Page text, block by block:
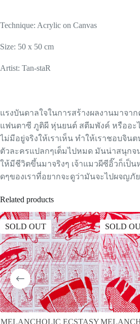
Technique: Acrylic on Canvas
Size: 50 x 50 cm
Artist: Tan-staR
แรงบันดาลใจในการสร้างผลงานมาจา
แฟนตาซี ภูติผี หุ่นยนต์ สตีมพังค์ หรืออะ
ไม่มีอยู่จริงให้เราเห็น ทำให้เราชอบจิน
ตัวละครแปลกๆเต็มไปหมด มันน่าสนุกจ
ให้มีชีวิตขึ้นมาจริงๆ เจ้าแมวผีซีอิ๊วก็เป็
ดๆของเราที่อยากจะดูว่ามันจะไปผจญภั
Related products
SOLD OUT
MELANCHOLIC ECSTASY
SOLD